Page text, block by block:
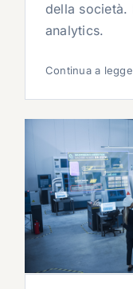
della società.
analytics.
Continua a